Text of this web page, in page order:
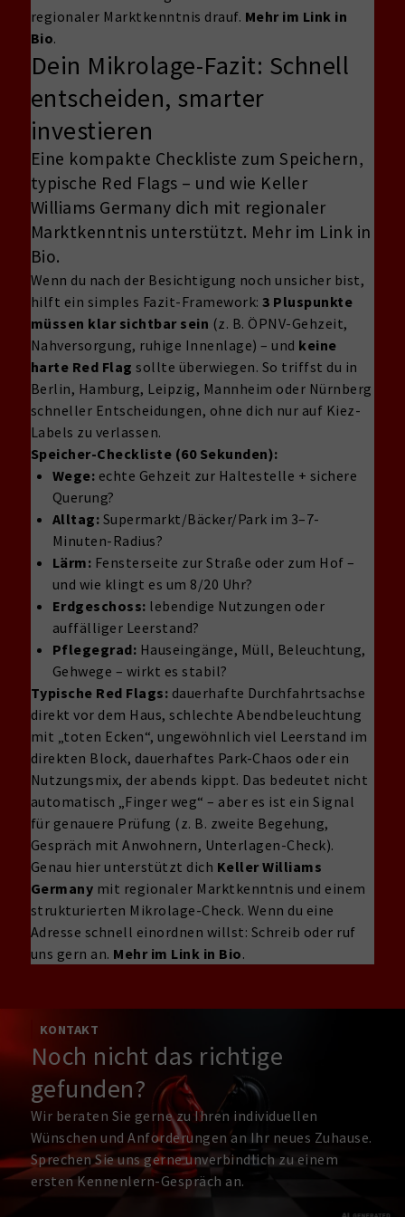
regionaler Marktkenntnis drauf. Mehr im Link in
Bio.
Dein Mikrolage-Fazit: Schnell
entscheiden, smarter
investieren
Eine kompakte Checkliste zum Speichern,
typische Red Flags – und wie Keller
Williams Germany dich mit regionaler
Marktkenntnis unterstützt. Mehr im Link in
Bio.
Wenn du nach der Besichtigung noch unsicher bist,
hilft ein simples Fazit-Framework:3 Pluspunkte
müssen klar sichtbar sein (z. B. ÖPNV-Gehzeit,
Nahversorgung, ruhige Innenlage) – und keine
harte Red Flag sollte überwiegen. So triffst du in
Berlin, Hamburg, Leipzig, Mannheim oder Nürnberg
schneller Entscheidungen, ohne dich nur auf Kiez-
Labels zu verlassen.
Speicher-Checkliste (60 Sekunden):
Wege: echte Gehzeit zur Haltestelle + sichere
Querung?
Alltag: Supermarkt/Bäcker/Park im 3–7-
Minuten-Radius?
Lärm: Fensterseite zur Straße oder zum Hof –
und wie klingt es um 8/20 Uhr?
Erdgeschoss: lebendige Nutzungen oder
auffälliger Leerstand?
Pflegegrad: Hauseingänge, Müll, Beleuchtung,
Gehwege – wirkt es stabil?
Typische Red Flags: dauerhafte Durchfahrtsachse
direkt vor dem Haus, schlechte Abendbeleuchtung
mit „toten Ecken“, ungewöhnlich viel Leerstand im
direkten Block, dauerhaftes Park-Chaos oder ein
Nutzungsmix, der abends kippt. Das bedeutet nicht
automatisch „Finger weg“ – aber es ist ein Signal
für genauere Prüfung (z. B. zweite Begehung,
Gespräch mit Anwohnern, Unterlagen-Check).
Genau hier unterstützt dich Keller Williams
Germany mit regionaler Marktkenntnis und einem
strukturierten Mikrolage-Check. Wenn du eine
Adresse schnell einordnen willst: Schreib oder ruf
uns gern an. Mehr im Link in Bio.
KONTAKT
Noch nicht das richtige
gefunden?
Wir beraten Sie gerne zu Ihren individuellen
Wünschen und Anforderungen an Ihr neues Zuhause.
Sprechen Sie uns gerne unverbindlich zu einem
ersten Kennenlern-Gespräch an.